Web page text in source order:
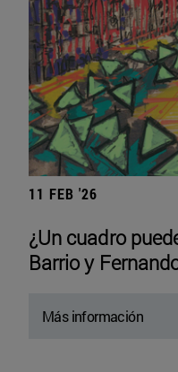
11 FEB '26
¿Un cuadro
Barrio y
Más información